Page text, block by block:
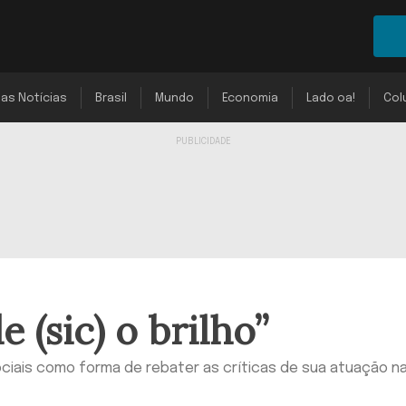
Notícias Brasil Mundo Economia Lado oa!
(sic) o brilho”
como forma de rebater as críticas de sua atuação